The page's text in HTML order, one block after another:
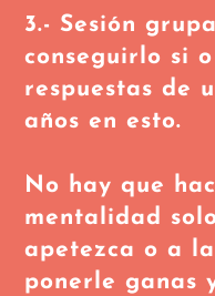
3.- Sesión
conseguirlo si
respuestas de
años en esto.
No hay que
mentalidad
apetezca o a
ponerle ganas